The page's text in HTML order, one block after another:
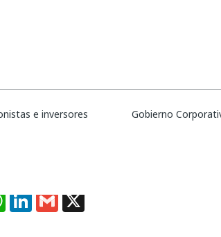
e inversores Gobierno
alerta: Crear alerta
WhatsAppLinkedInGmail